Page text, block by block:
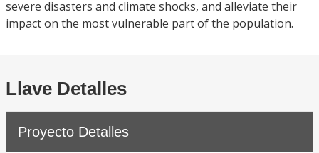
severe disasters and climate shocks, and alleviate their
impact on the most vulnerable part of the population.
Llave Detalles
Proyecto Detalles